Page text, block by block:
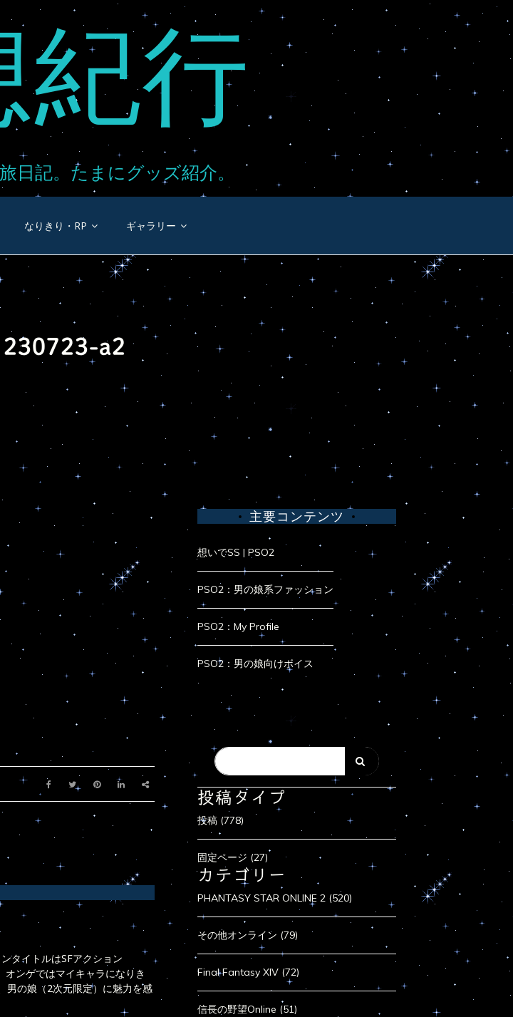
行
日記。たまにグッズ紹介。
なりきり・RP ギャラリー
230723-a2
タイトルはSFアクション
オンゲではマイキャラになりき
男の娘（2次元限定）に魅力を感
主要コンテンツ
想いでSS | PSO2
PSO2：男の娘系ファッション
PSO2：My Profile
PSO2：男の娘向けボイス
投稿タイプ
投稿 (778)
固定ページ (27)
カテゴリー
PHANTASY STAR ONLINE 2 (520)
その他オンライン (79)
Final Fantasy XIV (72)
信長の野望Online (51)